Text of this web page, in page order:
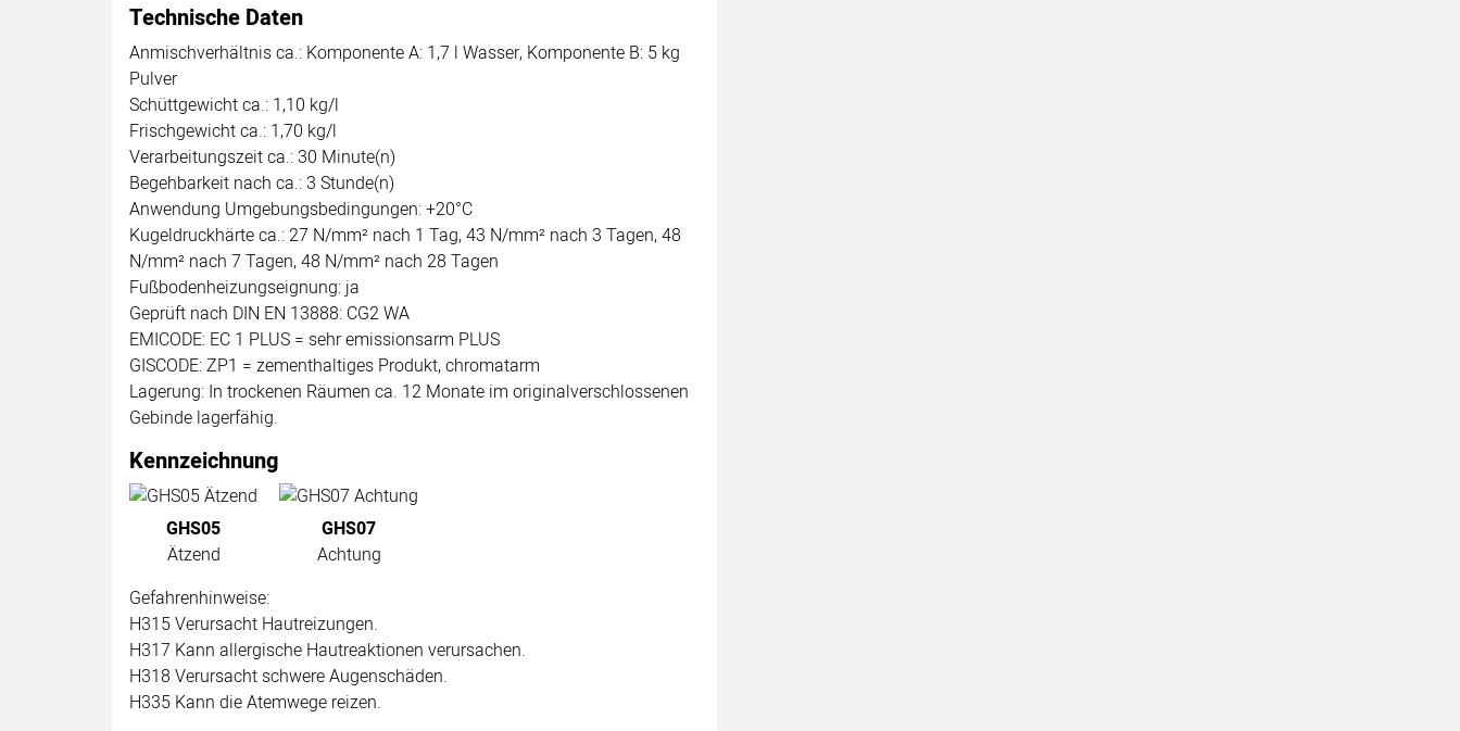
Technische Daten
Anmischverhältnis ca.: Komponente A: 1,7 l Wasser, Komponente B: 5 kg
Pulver
Schüttgewicht ca.: 1,10 kg/l
Frischgewicht ca.: 1,70 kg/l
Verarbeitungszeit ca.: 30 Minute(n)
Begehbarkeit nach ca.: 3 Stunde(n)
Anwendung Umgebungsbedingungen: +20°C
Kugeldruckhärte ca.: 27 N/mm² nach 1 Tag, 43 N/mm² nach 3 Tagen, 48
N/mm² nach 7 Tagen, 48 N/mm² nach 28 Tagen
Fußbodenheizungseignung: ja
Geprüft nach DIN EN 13888: CG2 WA
EMICODE: EC 1 PLUS = sehr emissionsarm PLUS
GISCODE: ZP1 = zementhaltiges Produkt, chromatarm
Lagerung: In trockenen Räumen ca. 12 Monate im originalverschlossenen
Gebinde lagerfähig.
Kennzeichnung
GHS05
Ätzend
GHS07
Achtung
Gefahrenhinweise:
H315 Verursacht Hautreizungen.
H317 Kann allergische Hautreaktionen verursachen.
H318 Verursacht schwere Augenschäden.
H335 Kann die Atemwege reizen.